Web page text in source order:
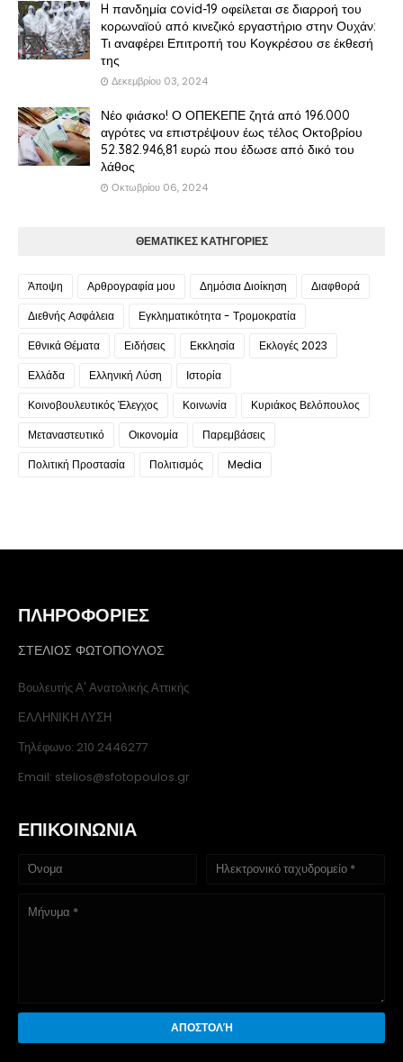
H πανδημία covid-19 οφείλεται σε διαρροή του
κορωναϊού από κινεζικό εργαστήριο στην Ουχάν:
Τι αναφέρει Επιτροπή του Κογκρέσου σε έκθεσή
της
Δεκεμβρίου 03, 2024
Νέο φιάσκο! Ο ΟΠΕΚΕΠΕ ζητά από 196.000
αγρότες να επιστρέψουν έως τέλος Οκτοβρίου
52.382.946,81 ευρώ που έδωσε από δικό του
λάθος
Οκτωβρίου 06, 2024
ΘΕΜΑΤΙΚΕΣ ΚΑΤΗΓΟΡΙΕΣ
Άποψη Αρθρογραφία μου Δημόσια Διοίκηση
Διαφθορά
Διεθνής Ασφάλεια
Εγκληματικότητα - Τρομοκρατία
Εθνικά Θέματα
Ειδήσεις Εκκλησία
Εκλογές 2023
Ελλάδα
Ελληνική Λύση
Ιστορία
Κοινοβουλευτικός Έλεγχος
Κοινωνία
Κυριάκος Βελόπουλος
Μεταναστευτικό
Οικονομία
Παρεμβάσεις
Πολιτική Προστασία
Πολιτισμός Media
ΠΛΗΡΟΦΟΡΙΕΣ
ΣΤΕΛΙΟΣ ΦΩΤΟΠΟΥΛΟΣ
Βουλευτής Α' Ανατολικής Αττικής
ΕΛΛΗΝΙΚΗ ΛΥΣΗ
Τηλέφωνο: 210 2446277
Email: stelios@sfotopoulos.gr
ΕΠΙΚΟΙΝΩΝΙΑ